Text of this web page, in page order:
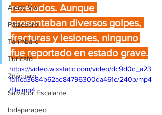
Alerta Vial
Pátzcuaro
Tarímbaro
Turicato
Zitácuaro
Salvador Escalante
Indaparapeo
revelados. Aunque
presentaban diversos golpes,
fracturas y lesiones, ninguno
fue reportado en estado grave.
https://video.wixstatic.com/video/dc9d0d_a23
fa11ca3684b62ae84796300da461c/240p/mp4
/file.mp4